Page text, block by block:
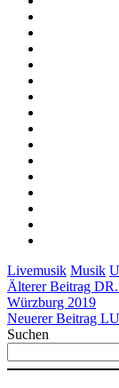
Livemusik Musik
Älterer Beitrag
Würzburg 2019
Neuerer Beitrag
Suchen